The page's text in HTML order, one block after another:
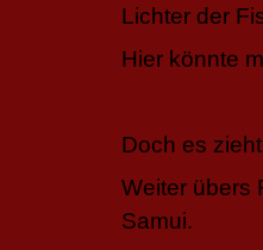
Lichter der
Hier könnte
Doch es
Weiter übers
Samui.